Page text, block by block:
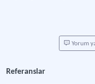
Yorum
Referanslar